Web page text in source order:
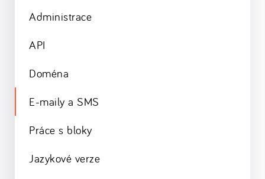
Administrace
API
Doména
E-maily a SMS
Práce s bloky
Jazykové verze